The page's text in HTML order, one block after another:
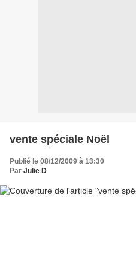
vente spéciale Noël
Publié le 08/12/2009 à 13:30
Par Julie D